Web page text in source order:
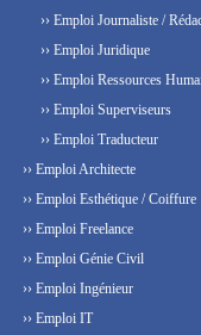
›› Emploi Journaliste /
›› Emploi Juridique
›› Emploi Ressources
›› Emploi Superviseurs
›› Emploi Traducteur
›› Emploi Architecte
›› Emploi Esthétique / Coiffure
›› Emploi Freelance
›› Emploi Génie Civil
›› Emploi Ingénieur
›› Emploi IT